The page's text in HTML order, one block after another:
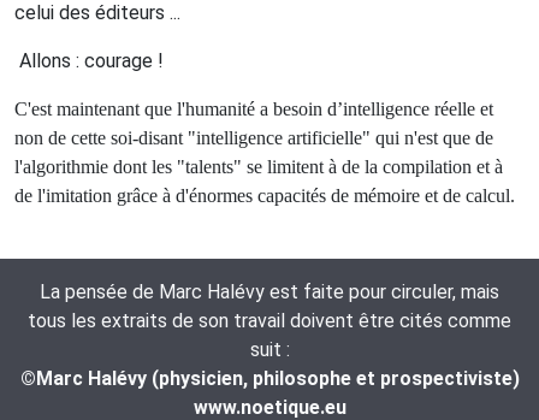
celui des éditeurs ...
Allons : courage !
C'est maintenant que l'humanité a besoin d’intelligence réelle et
non de cette soi-disant "intelligence artificielle" qui n'est que de
l'algorithmie dont les "talents" se limitent à de la compilation et à
de l'imitation grâce à d'énormes capacités de mémoire et de calcul.
La pensée de Marc Halévy est faite pour circuler, mais
tous les extraits de son travail doivent être cités comme
suit :
©Marc Halévy (physicien, philosophe et prospectiviste)
www.noetique.eu